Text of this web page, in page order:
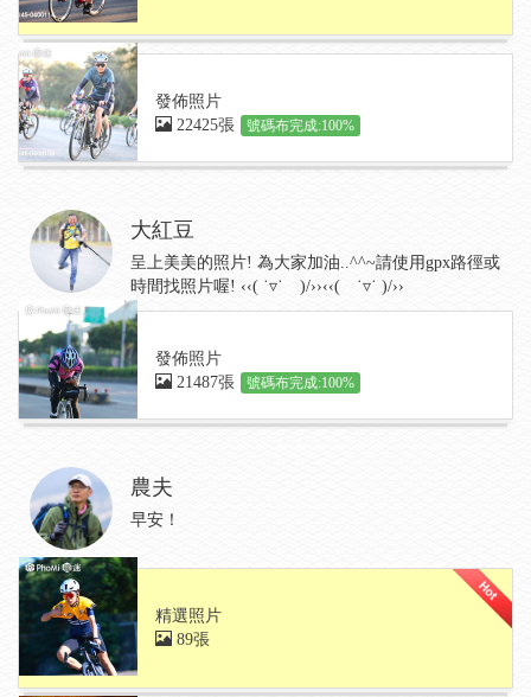
發佈照片
22425張
號碼布完成:100%
大紅豆
呈上美美的照片! 為大家加油..^^~請使用gpx路徑或
時間找照片喔! ‹‹( ˙▿˙ )/››‹‹( ˙▿˙ )/››
發佈照片
21487張
號碼布完成:100%
農夫
早安！
精選照片
89張